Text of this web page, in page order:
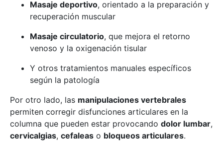
Masaje deportivo, orientado a la preparación y
recuperación muscular
Masaje circulatorio, que mejora el retorno
venoso y la oxigenación tisular
Y otros tratamientos manuales específicos
según la patología
Por otro lado, las manipulaciones vertebrales
permiten corregir disfunciones articulares en la
columna que pueden estar provocando dolor lumbar,
cervicalgias, cefaleas o bloqueos articulares.